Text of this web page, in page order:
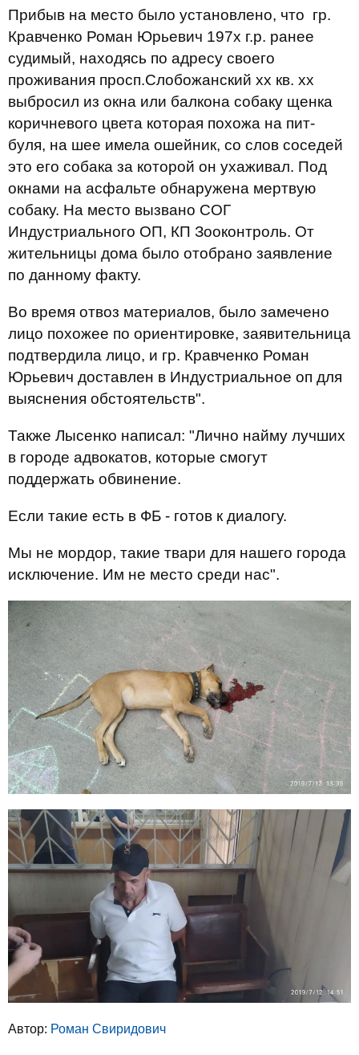
Прибыв на место было установлено, что гр.
Кравченко Роман Юрьевич 197х г.р. ранее
судимый, находясь по адресу своего
проживания просп.Слобожанский хх кв. хх
выбросил из окна или балкона собаку щенка
коричневого цвета которая похожа на пит-
буля, на шее имела ошейник, со слов соседей
это его собака за которой он ухаживал. Под
окнами на асфальте обнаружена мертвую
собаку. На место вызвано СОГ
Индустриального ОП, КП Зооконтроль. От
жительницы дома было отобрано заявление
по данному факту.
Во время отвоз материалов, было замечено
лицо похожее по ориентировке, заявительница
подтвердила лицо, и гр. Кравченко Роман
Юрьевич доставлен в Индустриальное оп для
выяснения обстоятельств".
Также Лысенко написал: "Лично найму лучших
в городе адвокатов, которые смогут
поддержать обвинение.
Если такие есть в ФБ - готов к диалогу.
Мы не мордор, такие твари для нашего города
исключение. Им не место среди нас".
Автор: Роман Свиридович